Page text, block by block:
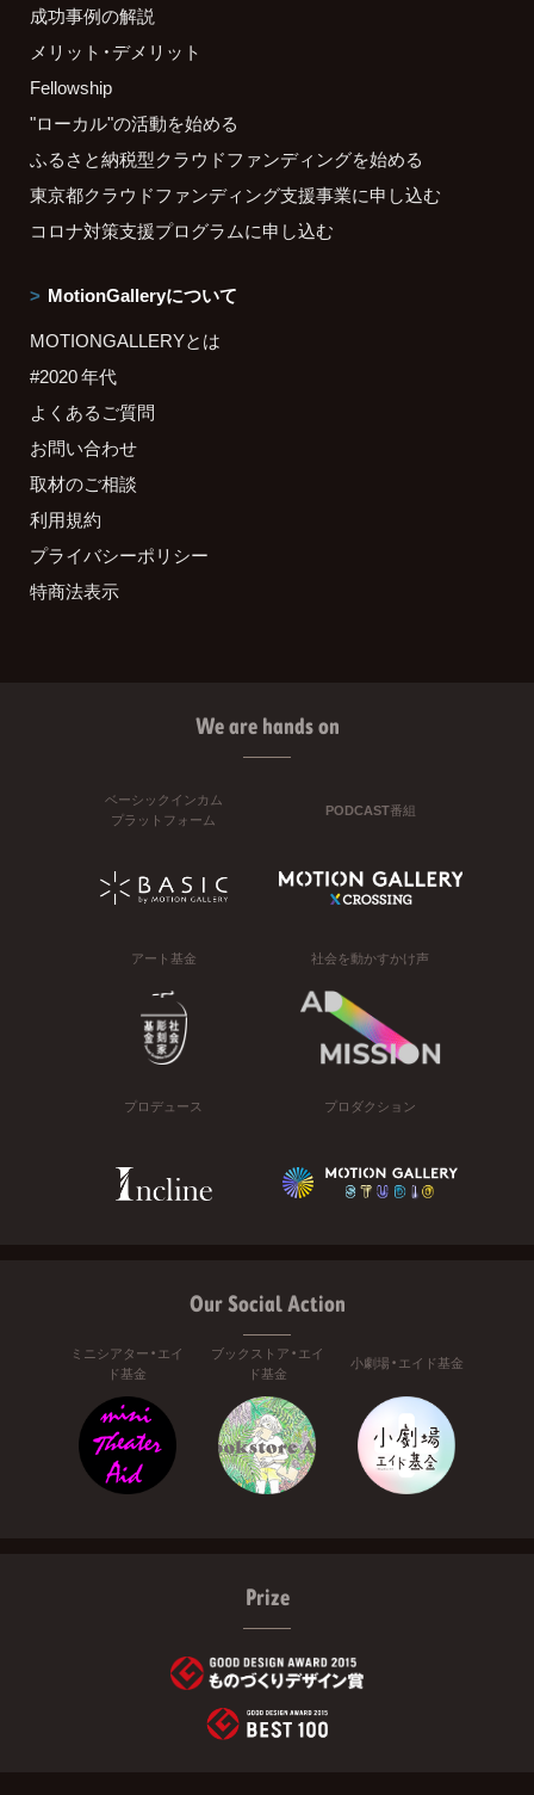
成功事例の解説
メリット・デメリット
Fellowship
"ローカル"の活動を始める
ふるさと納税型クラウドファンディングを始める
東京都クラウドファンディング支援事業に申し込む
コロナ対策支援プログラムに申し込む
MotionGalleryについて
MOTIONGALLERYとは
#2020 年代
よくあるご質問
お問い合わせ
取材のご相談
利用規約
プライバシーポリシー
特商法表示
We are hands on
ベーシックインカム
プラットフォーム
PODCAST番組
アート基金 社会を動かすかけ声
プロデュース プロダクション
Our Social Action
ミニシアター・エイ
ド基金
ブックストア・エイ
ド基金
小劇場・エイド基金
Prize